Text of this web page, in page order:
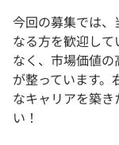
今回の募集では
なる方を歓迎し
なく、市場価値
が整っています
なキャリアを築
い！